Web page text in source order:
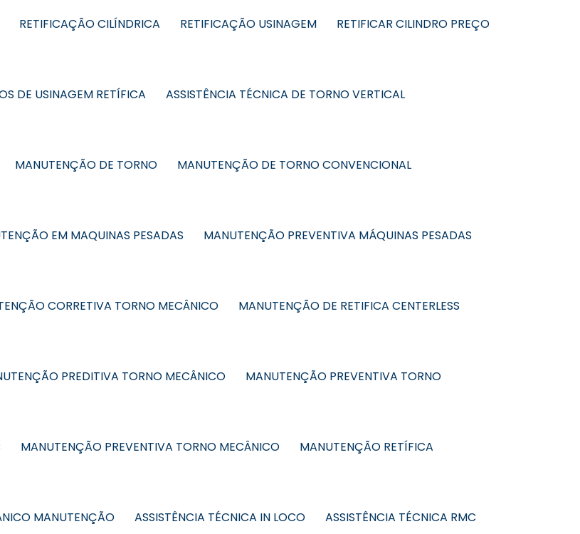
RETIFICAÇÃO CILÍNDRICA RETIFICAÇÃO USINAGEM RETIFICAR CILINDRO PREÇO
DE USINAGEM RETÍFICA ASSISTÊNCIA TÉCNICA DE TORNO VERTICAL
MANUTENÇÃO DE TORNO MANUTENÇÃO DE TORNO CONVENCIONAL
EM MAQUINAS PESADAS MANUTENÇÃO PREVENTIVA MÁQUINAS PESADAS
CORRETIVA TORNO MECÂNICO MANUTENÇÃO DE RETIFICA CENTERLESS
PREDITIVA TORNO MECÂNICO MANUTENÇÃO PREVENTIVA TORNO
MANUTENÇÃO PREVENTIVA TORNO MECÂNICO MANUTENÇÃO RETÍFICA
MANUTENÇÃO ASSISTÊNCIA TÉCNICA IN LOCO ASSISTÊNCIA TÉCNICA RMC